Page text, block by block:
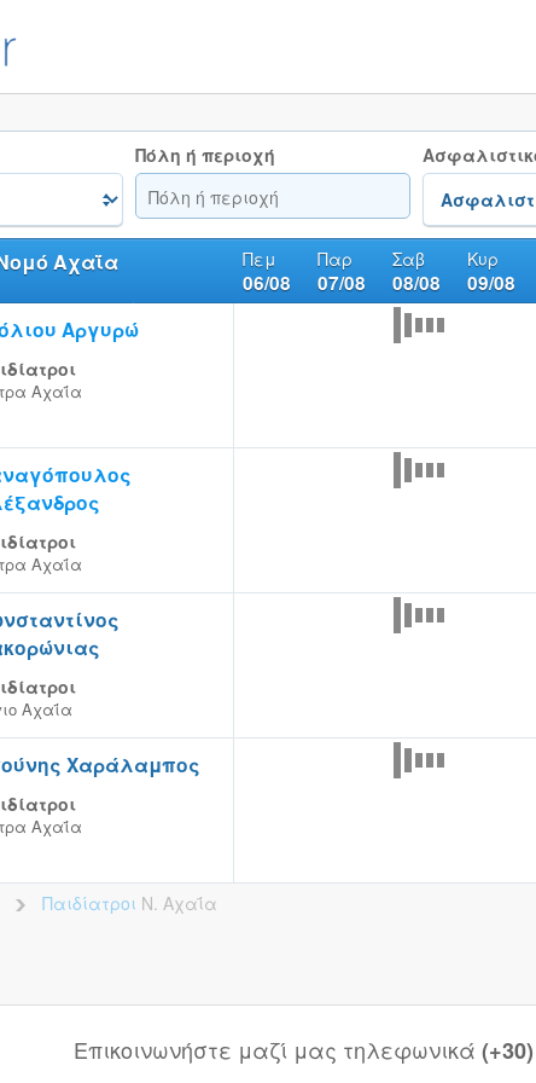
Πόλη ή περιοχή
Πεμ
06/08
Παρ
07/08
Σαβ
08/08
Κυρ
09/08
Αχαΐα
Αργυρώ
Αχαΐα
Αχαΐα
Αχαΐα
Χαράλαμπος
Αχαΐα
>
Παιδίατροι Ν. Αχαΐα
Επικοινωνήστε μαζί μας τηλεφωνικά